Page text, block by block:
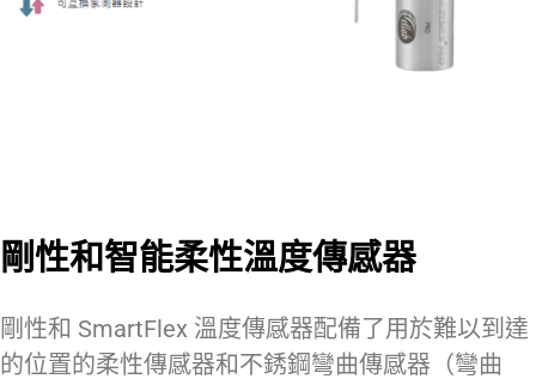
剛性和智能柔性溫度傳感器
剛性和 SmartFlex 溫度傳感器配備了用於難以到達
的位置的柔性傳感器和不銹鋼彎曲傳感器（彎曲